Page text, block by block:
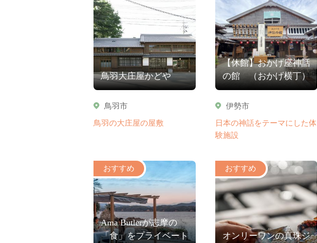
鳥羽大庄屋かどや
鳥羽市
鳥羽の大庄屋の屋敷
【休館】おかげ座神話
の館 （おかげ横丁）
伊勢市
日本の神話をテーマにした体
験施設
Ama Butlerが志摩の
「食」をプライベート
オンリーワンの真珠ジ